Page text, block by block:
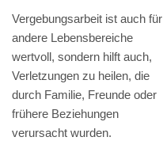
Vergebungsarbeit ist auch für
andere Lebensbereiche
wertvoll, sondern hilft auch,
Verletzungen zu heilen, die
durch Familie, Freunde oder
frühere Beziehungen
verursacht wurden.